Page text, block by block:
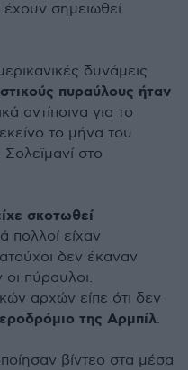
σημειωθεί
δυνάμεις
πυραύλους ήταν
αντίποινα για το
το μήνα του
Σολεϊμανί στο
σκοτωθεί
πολλοί είχαν
δεν έκαναν
πύραυλοι.
αρχών είπε ότι δεν
της Αρμπίλ.
βίντεο στα μέσα